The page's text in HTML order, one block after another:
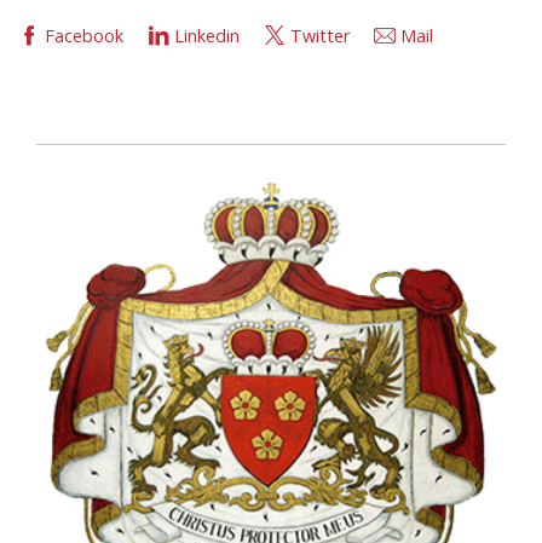
Facebook Linkedin Twitter Mail